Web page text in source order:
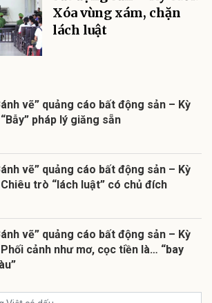
Xóa vùng xám, chặn
lách luật
vẽ” quảng cáo bất động sản – Kỳ
pháp lý giăng sẵn
vẽ” quảng cáo bất động sản – Kỳ
Chiêu trò “lách luật” có chủ đích
vẽ” quảng cáo bất động sản – Kỳ
cảnh như mơ, cọc tiền là… “bay